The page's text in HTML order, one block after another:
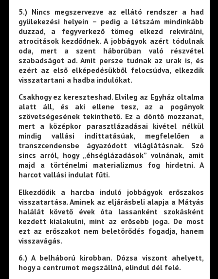
5.) Nincs megszervezve az ellátó rendszer a had
gyülekezési helyein – pedig a létszám mindinkább
duzzad, a fegyverkező tömeg elkezd rekvirálni,
atrocitások kezdődnek. A jobbágyok azért tódulnak
oda, mert a szent háborúban való részvétel
szabadságot ad. Amit persze tudnak az urak is, és
ezért az első elképedésükből felocsúdva, elkezdik
visszatartani a hadba indulókat.
Csakhogy ez kereszteshad. Elvileg az Egyház oltalma
alatt áll, és aki ellene tesz, az a pogányok
szövetségesének tekinthető. Ez a döntő mozzanat,
mert a középkor parasztlázadásai kivétel nélkül
mindig vallási indíttatásúak, megfelelően a
transzcendensbe ágyazódott világlátásnak. Szó
sincs arról, hogy „éhséglázadások” volnának, amit
majd a történelmi materializmus fog hirdetni. A
harcot vallási indulat fűti.
Elkezdődik a harcba induló jobbágyok erőszakos
visszatartása. Aminek az eljárásbeli alapja a Mátyás
halálát követő évek óta lassanként szokásként
kezdett kialakulni, mint az erősebb joga. De most
ezt az erőszakot nem beletörődés fogadja, hanem
visszavágás.
6.) A belháború kirobban. Dózsa viszont ahelyett,
hogy a centrumot megszállná, elindul dél felé.